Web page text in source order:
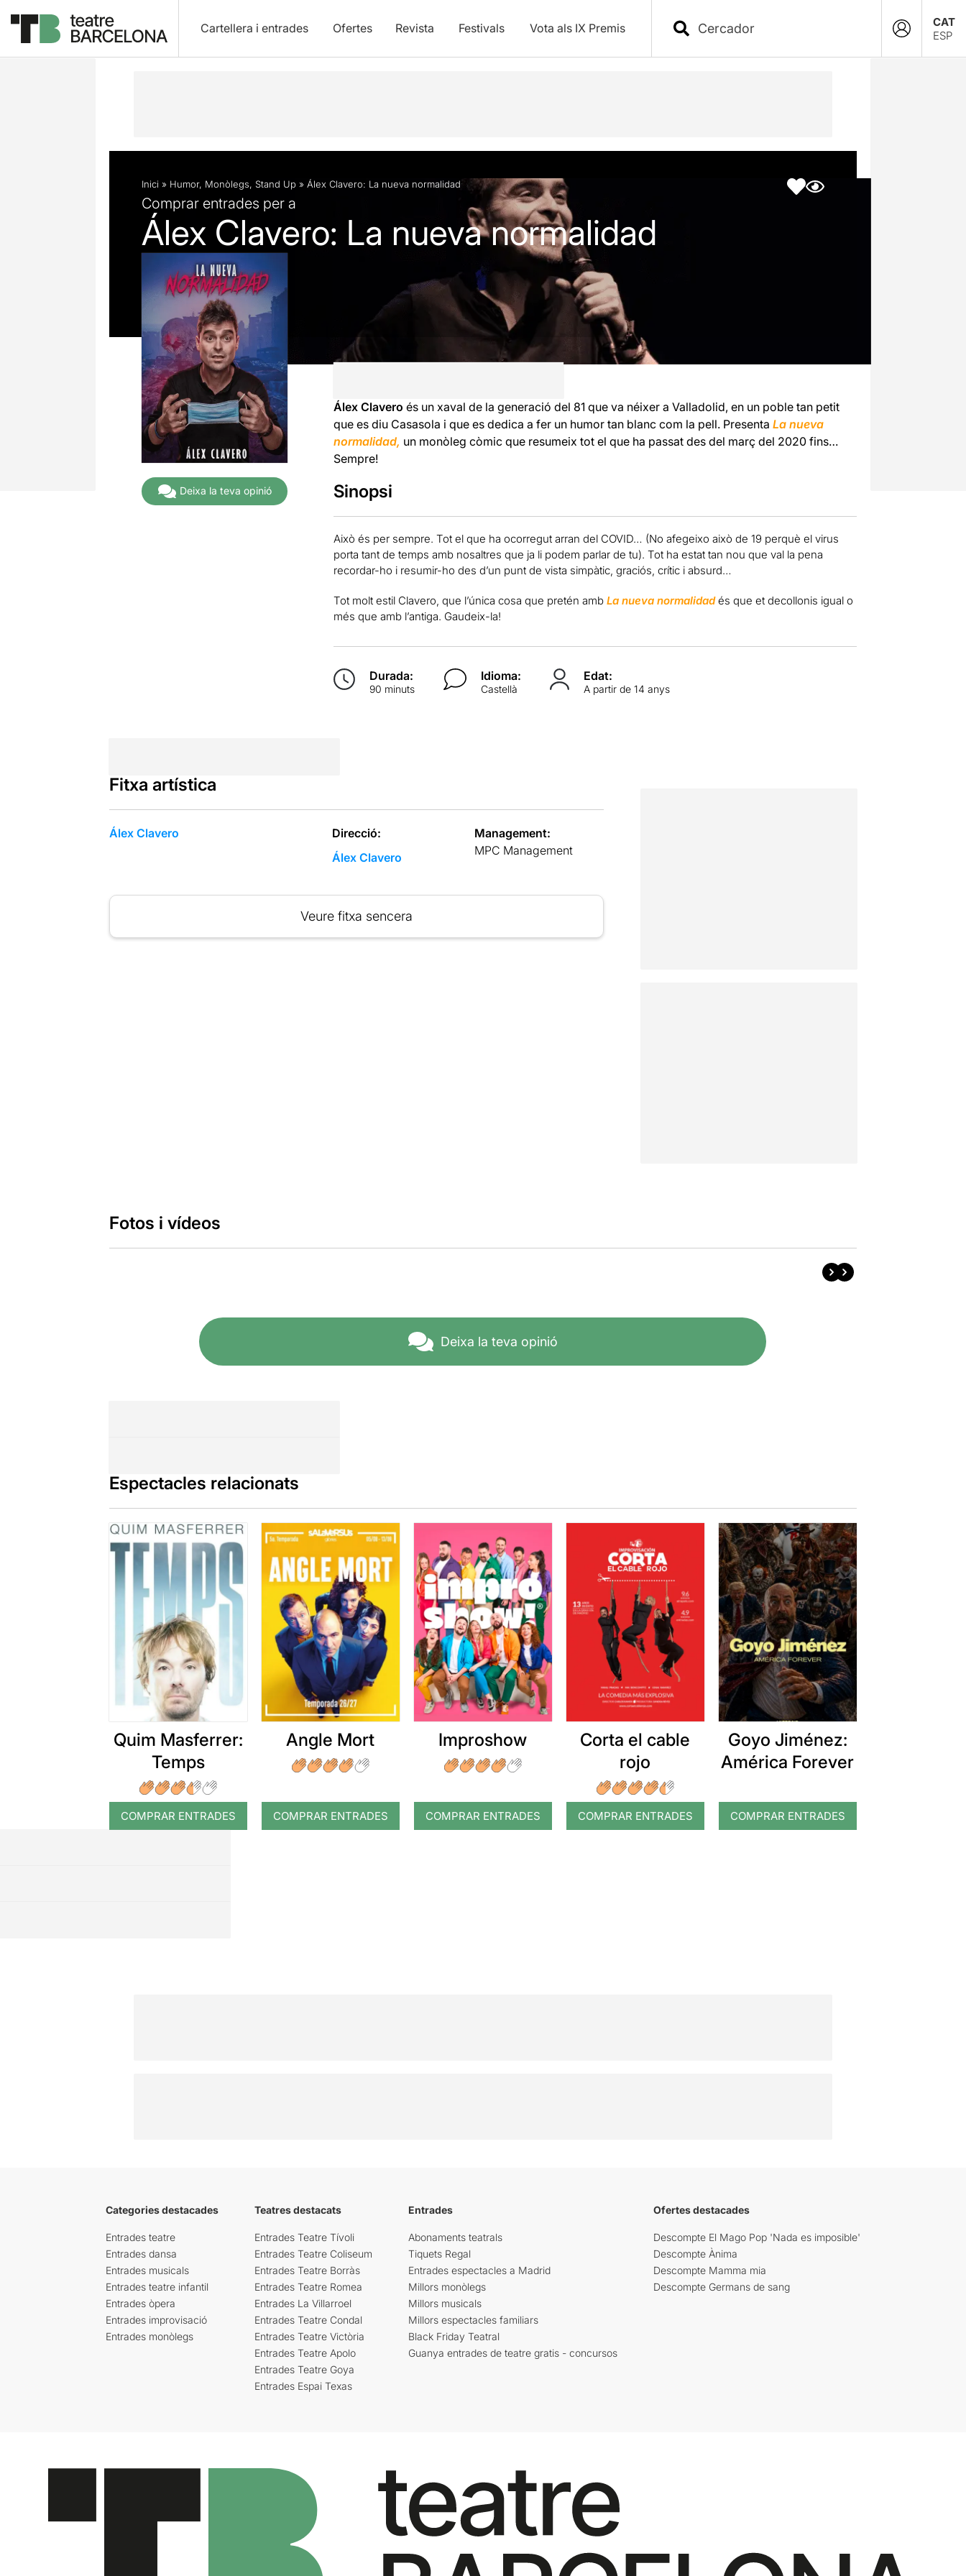
Cartellera i entrades Ofertes Revista Festivals Vota als IX Premis
CAT
ESP
Descripció Fitxa artística Fotos i vídeos
Inici » Humor, Monòlegs, Stand Up » Álex Clavero: La nueva normalidad
Comprar entrades per a
Álex Clavero: La nueva normalidad
Deixa la teva opinió
Álex Clavero és un xaval de la generació del 81 que va néixer a Valladolid, en un poble tan petit
que es diu Casasola i que es dedica a fer un humor tan blanc com la pell. Presenta La nueva
normalidad, un monòleg còmic que resumeix tot el que ha passat des del març del 2020 fins…
Sempre!
Sinopsi
Això és per sempre. Tot el que ha ocorregut arran del COVID… (No afegeixo això de 19 perquè el virus
porta tant de temps amb nosaltres que ja li podem parlar de tu). Tot ha estat tan nou que val la pena
recordar-ho i resumir-ho des d’un punt de vista simpàtic, graciós, crític i absurd…
Tot molt estil Clavero, que l’única cosa que pretén amb La nueva normalidadés que et decollonis igual o
més que amb l’antiga. Gaudeix-la!
Durada:
90 minuts
Idioma:
Castellà
Edat:
A partir de 14 anys
Fitxa artística
Álex Clavero
Direcció:
Álex Clavero
Management:
MPC Management
Veure fitxa sencera
Fotos i vídeos
Deixa la teva opinió
Espectacles relacionats
Quim Masferrer:
Temps
COMPRAR ENTRADES
Angle Mort
COMPRAR ENTRADES
Improshow
COMPRAR ENTRADES
Corta el cable
rojo
COMPRAR ENTRADES
Goyo Jiménez:
América Forever
COMPRAR ENTRADES
Categories destacades
Entrades teatre
Entrades dansa
Entrades musicals
Entrades teatre infantil
Entrades òpera
Entrades improvisació
Entrades monòlegs
Teatres destacats
Entrades Teatre Tívoli
Entrades Teatre Coliseum
Entrades Teatre Borràs
Entrades Teatre Romea
Entrades La Villarroel
Entrades Teatre Condal
Entrades Teatre Victòria
Entrades Teatre Apolo
Entrades Teatre Goya
Entrades Espai Texas
Entrades
Abonaments teatrals
Tiquets Regal
Entrades espectacles a Madrid
Millors monòlegs
Millors musicals
Millors espectacles familiars
Black Friday Teatral
Guanya entrades de teatre gratis - concursos
Ofertes destacades
Descompte El Mago Pop 'Nada es imposible'
Descompte Ànima
Descompte Mamma mia
Descompte Germans de sang